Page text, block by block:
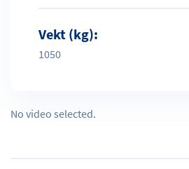
Vekt (kg):
1050
No video selected.